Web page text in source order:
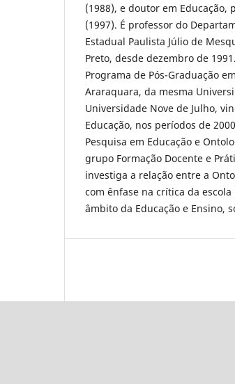
(1988), e doutor em Educação,
(1997). É professor do
Estadual Paulista Júlio de
Preto, desde dezembro de
Programa de Pós-Graduação
Araraquara, da mesma
Universidade Nove de Julho,
Educação, nos períodos de
Pesquisa em Educação e
grupo Formação Docente e
investiga a relação entre a
com ênfase na crítica da
âmbito da Educação e Ensino,